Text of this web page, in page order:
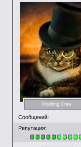
Modding Crew
Сообщений:
Репутация: